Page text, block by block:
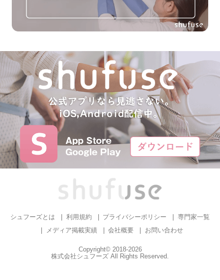
シュフーズとは 利用規約 プライバシーポリシー
専門家一覧
メディア掲載実績
会社概要 お問い合わせ
Copyright© 2018-2026
株式会社シュフーズ All Rights Reserved.